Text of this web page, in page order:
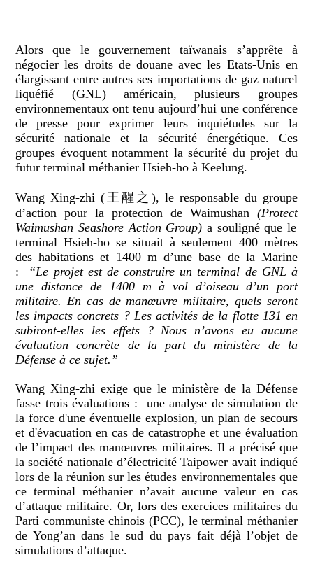
Alors que le gouvernement taïwanais s’apprête à
négocier les droits de douane avec les Etats-Unis en
élargissant entre autres ses importations de gaz naturel
liquéfié (GNL) américain, plusieurs groupes
environnementaux ont tenu aujourd’hui une conférence
de presse pour exprimer leurs inquiétudes sur la
sécurité nationale et la sécurité énergétique. Ces
groupes évoquent notamment la sécurité du projet du
futur terminal méthanier Hsieh-ho à Keelung.
Wang Xing-zhi (王醒之), le responsable du groupe
d’action pour la protection de Waimushan (Protect
Waimushan Seashore Action Group) a souligné que le
terminal Hsieh-ho se situait à seulement 400 mètres
des habitations et 1400 m d’une base de la Marine
: “Le projet est de construire un terminal de GNL à
une distance de 1400 m à vol d’oiseau d’un port
militaire. En cas de manœuvre militaire, quels seront
les impacts concrets ? Les activités de la flotte 131 en
subiront-elles les effets ? Nous n’avons eu aucune
évaluation concrète de la part du ministère de la
Défense à ce sujet.”
Wang Xing-zhi exige que le ministère de la Défense
fasse trois évaluations : une analyse de simulation de
la force d'une éventuelle explosion, un plan de secours
et d'évacuation en cas de catastrophe et une évaluation
de l’impact des manœuvres militaires. Il a précisé que
la société nationale d’électricité Taipower avait indiqué
lors de la réunion sur les études environnementales que
ce terminal méthanier n’avait aucune valeur en cas
d’attaque militaire. Or, lors des exercices militaires du
Parti communiste chinois (PCC), le terminal méthanier
de Yong’an dans le sud du pays fait déjà l’objet de
simulations d’attaque.